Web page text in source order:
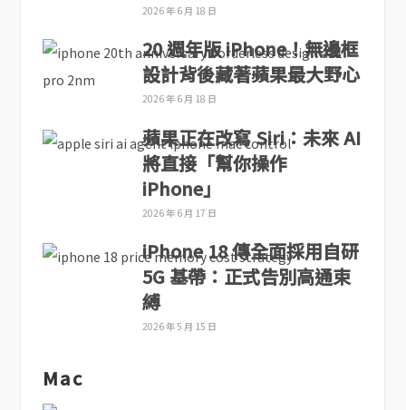
2026 年 6 月 18 日
20 週年版 iPhone！無邊框
設計背後藏著蘋果最大野心
2026 年 6 月 18 日
蘋果正在改寫 Siri：未來 AI
將直接「幫你操作
iPhone」
2026 年 6 月 17 日
iPhone 18 傳全面採用自研
5G 基帶：正式告別高通束
縛
2026 年 5 月 15 日
Mac